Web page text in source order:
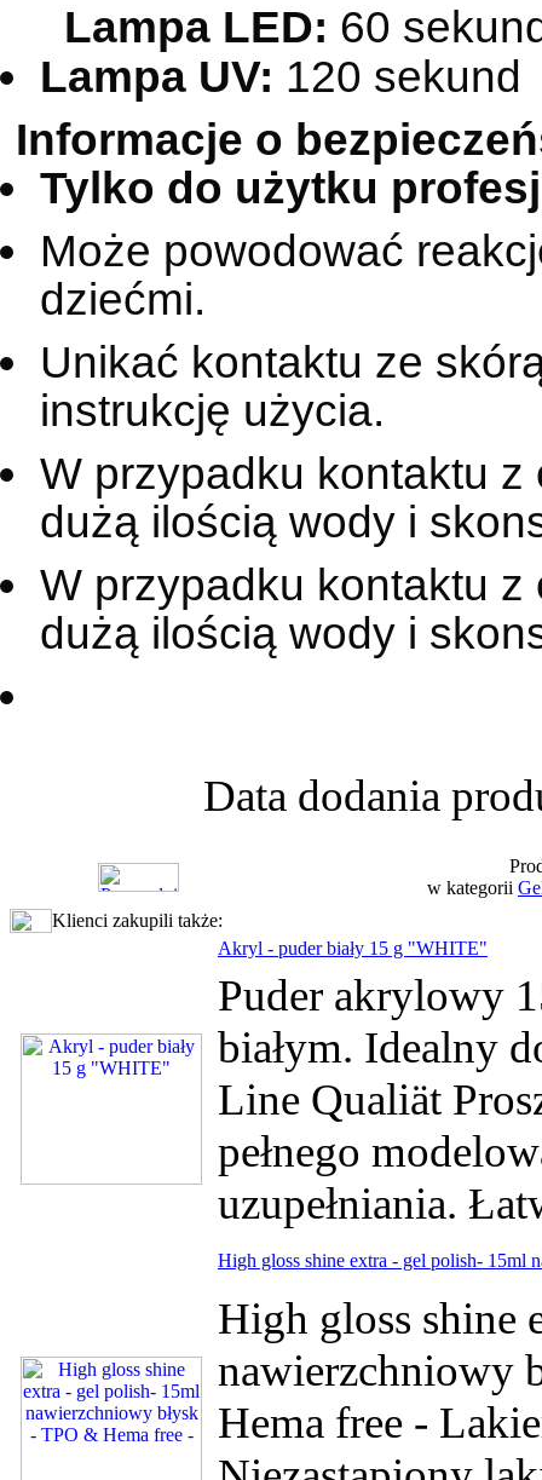
Lampa LED: 60
Lampa UV: 120 sekund
Informacje o
Tylko do użytku
Może powodować
dziećmi.
Unikać kontaktu ze
instrukcję użycia.
W przypadku kontaktu
dużą ilością wody i
W przypadku kontaktu
dużą ilością wody i
Data dodania
w kategorii
Klienci zakupili także:
Akryl - puder biały 15 g "WHITE"
Puder akrylowy
białym. Idealny
Line Qualiät
pełnego
uzupełniania.
High gloss shine extra - gel polish- 15ml
High gloss shine
nawierzchniowy
Hema free -